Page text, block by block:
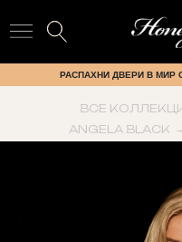
РАСПАХНИ ДВЕРИ В МИР
ВСЕ
ANGELA BLACK →